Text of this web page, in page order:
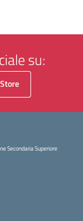
su:
Secondaria Superiore